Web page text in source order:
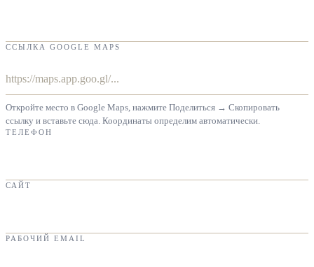
ССЫЛКА GOOGLE MAPS
Откройте место в Google Maps, нажмите Поделиться → Скопировать
ссылку и вставьте сюда. Координаты определим автоматически.
ТЕЛЕФОН
САЙТ
РАБОЧИЙ EMAIL